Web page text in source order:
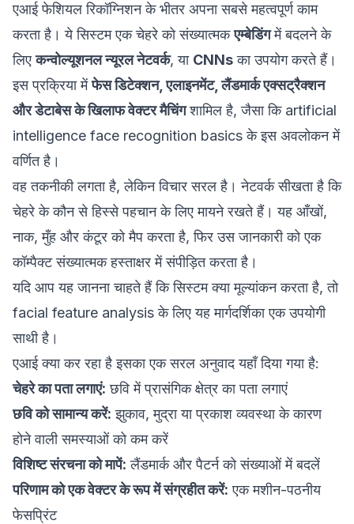
एआई फेशियल रिकॉग्निशन के भीतर अपना सबसे महत्वपूर्ण काम
करता है। ये सिस्टम एक चेहरे को संख्यात्मकएम्बेडिंगमें बदलने के
लिएकन्वोल्यूशनल न्यूरल नेटवर्क, या CNNsका उपयोग करते हैं।
इस प्रक्रिया मेंफेस डिटेक्शन, एलाइनमेंट, लैंडमार्क एक्सट्रैक्शन
और डेटाबेस के खिलाफ वेक्टर मैचिंगशामिल है, जैसा कि artificial
intelligence face recognition basicsके इस अवलोकन में
वर्णित है।
वह तकनीकी लगता है, लेकिन विचार सरल है। नेटवर्क सीखता है कि
चेहरे के कौन से हिस्से पहचान के लिए मायने रखते हैं। यह आँखों,
नाक, मुँह और कंटूर को मैप करता है, फिर उस जानकारी को एक
कॉम्पैक्ट संख्यात्मक हस्ताक्षर में संपीड़ित करता है।
यदि आप यह जानना चाहते हैं कि सिस्टम क्या मूल्यांकन करता है, तो
facial feature analysisके लिए यह मार्गदर्शिका एक उपयोगी
साथी है।
एआई क्या कर रहा है इसका एक सरल अनुवाद यहाँ दिया गया है:
चेहरे का पता लगाएं: छवि में प्रासंगिक क्षेत्र का पता लगाएं
छवि को सामान्य करें: झुकाव, मुद्रा या प्रकाश व्यवस्था के कारण
होने वाली समस्याओं को कम करें
विशिष्ट संरचना को मापें: लैंडमार्क और पैटर्न को संख्याओं में बदलें
परिणाम को एक वेक्टर के रूप में संग्रहीत करें: एक मशीन-पठनीय
फेसप्रिंट